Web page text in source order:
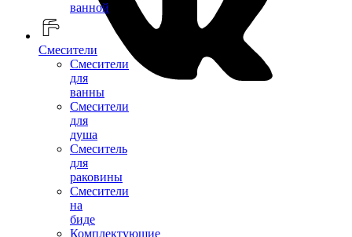
ванной
Смесители
Смесители
для
ванны
Смесители
для
душа
Смеситель
для
раковины
Смесители
на
биде
Комплектующие